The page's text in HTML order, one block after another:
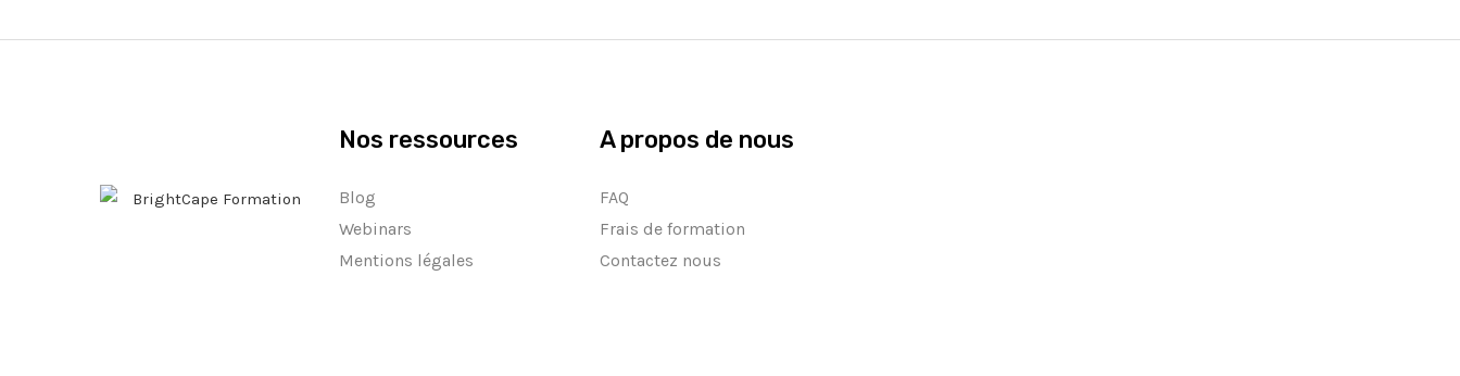
Nos ressources
Blog
Webinars
Mentions légales
A propos de nous
FAQ
Frais de formation
Contactez nous